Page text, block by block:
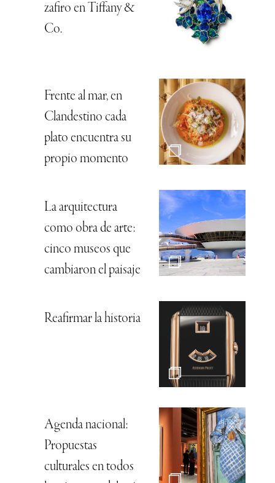
zafiro en Tiffany &
Co.
Frente al mar, en
Clandestino cada
plato encuentra su
propio momento
La arquitectura
como obra de arte:
cinco museos que
cambiaron el paisaje
Reafirmar la historia
Agenda nacional:
Propuestas
culturales en todos